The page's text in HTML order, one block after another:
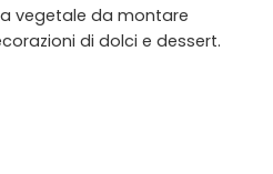
vegetale da montare
di dolci e dessert.